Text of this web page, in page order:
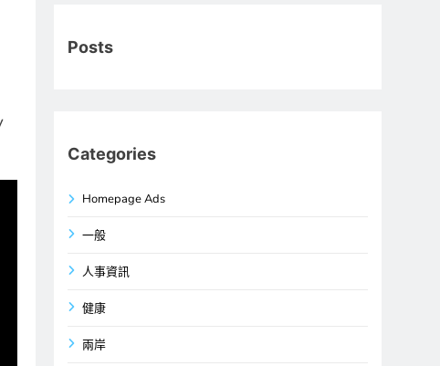
Posts
Categories
Homepage Ads
一般
人事資訊
健康
兩岸